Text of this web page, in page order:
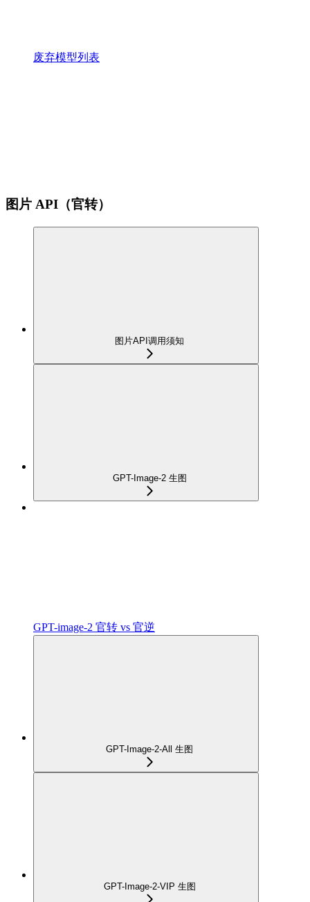
废弃模型列表
图片 API（官转）
图片API调用须知
GPT-Image-2 生图
GPT-image-2 官转 vs 官逆
GPT-Image-2-All 生图
GPT-Image-2-VIP 生图